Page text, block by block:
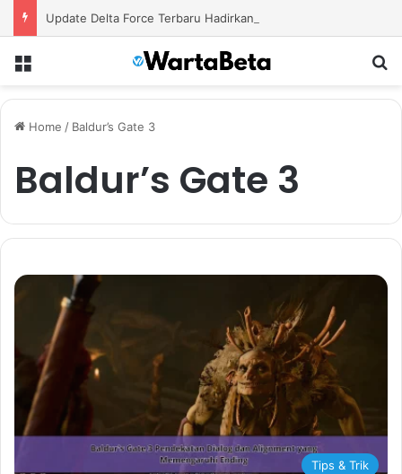
Home / Baldur’s Gate 3
Baldur’s Gate 3
Tips & Trik